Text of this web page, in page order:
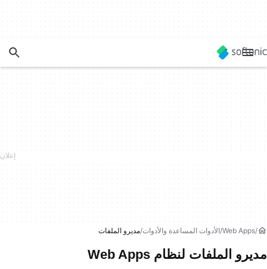
Web Apps الأدوات المساعدة والأدوات مديرو الملفات
مديرو الملفات لنظام Web Apps